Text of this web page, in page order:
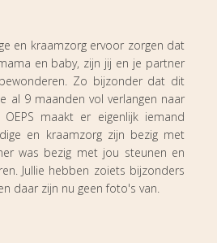
en kraamzorg ervoor zorgen dat
en baby, zijn jij en je partner
Zo bijzonder dat dit
al 9 maanden vol verlangen naar
maakt er eigenlijk iemand
en kraamzorg zijn bezig met
was bezig met jou steunen en
Jullie hebben zoiets bijzonders
daar zijn nu geen foto's van.